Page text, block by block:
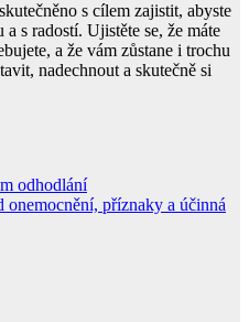
s cílem zajistit, abyste
s radostí. Ujistěte se, že máte
a že vám zůstane i trochu
nadechnout a skutečně si
odhodlání
onemocnění, příznaky a účinná